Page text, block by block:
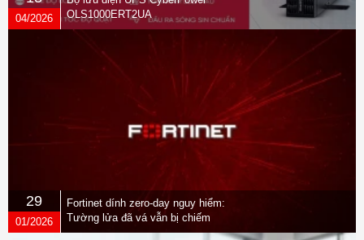
04/2026
OLS1000ERT2UA
29
01/2026
Fortinet dính zero-day nguy hiểm:
Tường lửa đã vá vẫn bị chiếm
quyền